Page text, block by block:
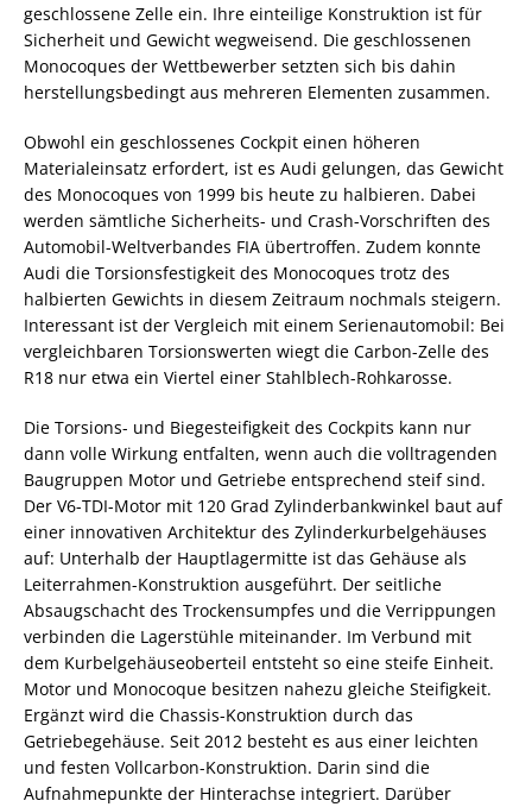
geschlossene Zelle ein. Ihre einteilige Konstruktion ist für
Sicherheit und Gewicht wegweisend. Die geschlossenen
Monocoques der Wettbewerber setzten sich bis dahin
herstellungsbedingt aus mehreren Elementen zusammen.
Obwohl ein geschlossenes Cockpit einen höheren
Materialeinsatz erfordert, ist es Audi gelungen, das Gewicht
des Monocoques von 1999 bis heute zu halbieren. Dabei
werden sämtliche Sicherheits- und Crash-Vorschriften des
Automobil-Weltverbandes FIA übertroffen. Zudem konnte
Audi die Torsionsfestigkeit des Monocoques trotz des
halbierten Gewichts in diesem Zeitraum nochmals steigern.
Interessant ist der Vergleich mit einem Serienautomobil: Bei
vergleichbaren Torsionswerten wiegt die Carbon-Zelle des
R18 nur etwa ein Viertel einer Stahlblech-Rohkarosse.
Die Torsions- und Biegesteifigkeit des Cockpits kann nur
dann volle Wirkung entfalten, wenn auch die volltragenden
Baugruppen Motor und Getriebe entsprechend steif sind.
Der V6-TDI-Motor mit 120 Grad Zylinderbankwinkel baut auf
einer innovativen Architektur des Zylinderkurbelgehäuses
auf: Unterhalb der Hauptlagermitte ist das Gehäuse als
Leiterrahmen-Konstruktion ausgeführt. Der seitliche
Absaugschacht des Trockensumpfes und die Verrippungen
verbinden die Lagerstühle miteinander. Im Verbund mit
dem Kurbelgehäuseoberteil entsteht so eine steife Einheit.
Motor und Monocoque besitzen nahezu gleiche Steifigkeit.
Ergänzt wird die Chassis-Konstruktion durch das
Getriebegehäuse. Seit 2012 besteht es aus einer leichten
und festen Vollcarbon-Konstruktion. Darin sind die
Aufnahmepunkte der Hinterachse integriert. Darüber